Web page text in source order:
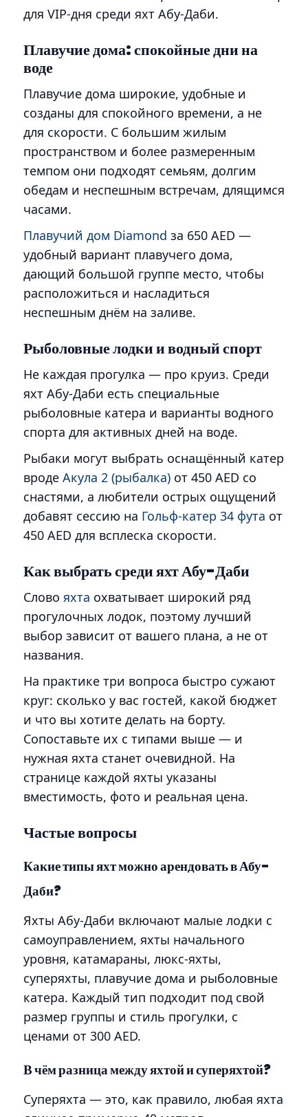
для VIP-дня среди яхт Абу-Даби.
Плавучие дома: спокойные дни на
воде
Плавучие дома широкие, удобные и
созданы для спокойного времени, а не
для скорости. С большим жилым
пространством и более размеренным
темпом они подходят семьям, долгим
обедам и неспешным встречам, длящимся
часами.
Плавучий дом Diamond за 650 AED —
удобный вариант плавучего дома,
дающий большой группе место, чтобы
расположиться и насладиться
неспешным днём на заливе.
Рыболовные лодки и водный спорт
Не каждая прогулка — про круиз. Среди
яхт Абу-Даби есть специальные
рыболовные катера и варианты водного
спорта для активных дней на воде.
Рыбаки могут выбрать оснащённый катер
вроде Акула 2 (рыбалка) от 450 AED со
снастями, а любители острых ощущений
добавят сессию на Гольф-катер 34 фута от
450 AED для всплеска скорости.
Как выбрать среди яхт Абу-Даби
Слово яхта охватывает широкий ряд
прогулочных лодок, поэтому лучший
выбор зависит от вашего плана, а не от
названия.
На практике три вопроса быстро сужают
круг: сколько у вас гостей, какой бюджет
и что вы хотите делать на борту.
Сопоставьте их с типами выше — и
нужная яхта станет очевидной. На
странице каждой яхты указаны
вместимость, фото и реальная цена.
Частые вопросы
Какие типы яхт можно арендовать в Абу-
Даби?
Яхты Абу-Даби включают малые лодки с
самоуправлением, яхты начального
уровня, катамараны, люкс-яхты,
суперяхты, плавучие дома и рыболовные
катера. Каждый тип подходит под свой
размер группы и стиль прогулки, с
ценами от 300 AED.
В чём разница между яхтой и суперяхтой?
Суперяхта — это, как правило, любая яхта